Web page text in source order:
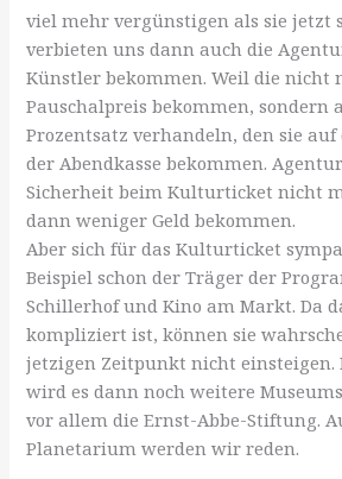
viel mehr vergünstigen als sie jetzt
verbieten uns dann auch die
Künstler bekommen. Weil die nicht
Pauschalpreis bekommen, sondern
Prozentsatz verhandeln, den sie
der Abendkasse bekommen.
Sicherheit beim Kulturticket nicht
dann weniger Geld bekommen.
Aber sich für das Kulturticket
Beispiel schon der Träger der
Schillerhof und Kino am Markt. Da
kompliziert ist, können sie
jetzigen Zeitpunkt nicht einsteigen.
wird es dann noch weitere
vor allem die Ernst-Abbe-Stiftung.
Planetarium werden wir reden.